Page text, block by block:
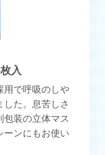
入
用で呼吸のしや
た。息苦しさ
包装の立体マス
ーンにもお使い